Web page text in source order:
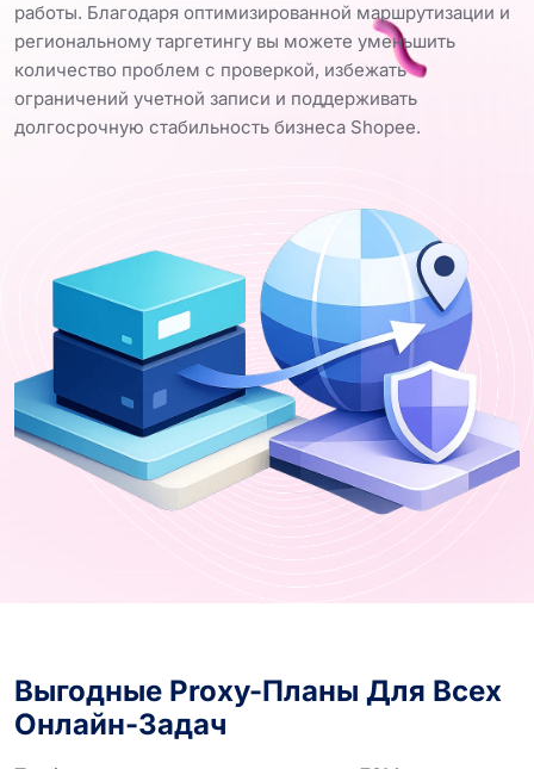
работы. Благодаря оптимизированной маршрутизации и
региональному таргетингу вы можете уменьшить
количество проблем с проверкой, избежать
ограничений учетной записи и поддерживать
долгосрочную стабильность бизнеса Shopee.
Выгодные Proxy-Планы Для Всех
Онлайн-Задач